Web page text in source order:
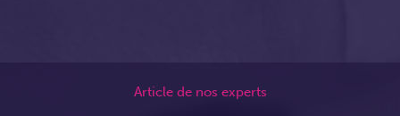
Article de nos experts